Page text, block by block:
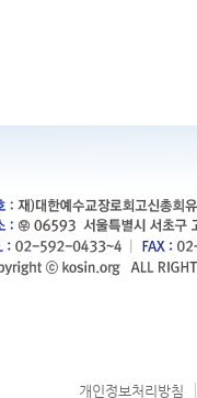
개인정보처리방침